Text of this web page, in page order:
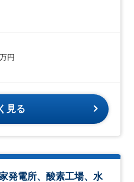
円
見る
発電所、酸素工場、水